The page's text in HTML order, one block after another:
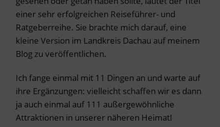
einer sehr erfolgreichen Reiseführer- und
Ratgeberreihe. Sie brachte mich darauf, eine
kleine Version im Landkreis Dachau auf meinem
Blog zu veröffentlichen.
Ich fange einmal mit 11 Dingen an und warte auf
ihre Ergänzungen: vielleicht schaffen wir es dann
ja auch einmal auf 111 außergewöhnliche
Attraktionen in unserer näheren Heimat!